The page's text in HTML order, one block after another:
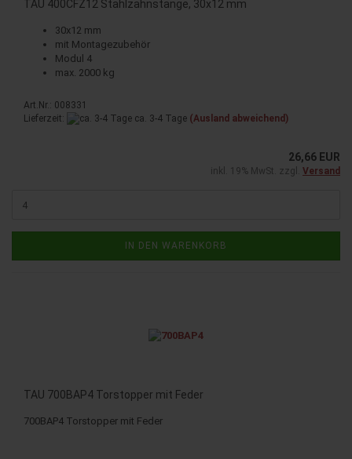
TAU 400CFZ12 Stahl­zahn­stan­ge, 30x12 mm
30x12 mm
mit Mon­ta­ge­zu­be­hör
Modul 4
max. 2000 kg
Art.Nr.: 008331
Lieferzeit:
ca. 3-4 Tage (Ausland abweichend)
26,66 EUR
inkl. 19% MwSt. zzgl. Versand
IN DEN WARENKORB
TAU 700BAP4 Tor­stop­per mit Feder
700BAP4 Tor­stop­per mit Feder